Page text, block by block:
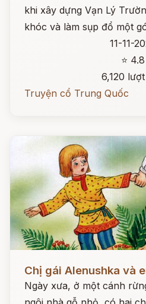
khi xây dựng Vạn Lý
khóc và làm sụp đổ một
11-11-
⭐ 4.8
6,120
Truyện cổ Trung Quốc
Chị gái Alenushka và
Ngày xưa, ở một cánh